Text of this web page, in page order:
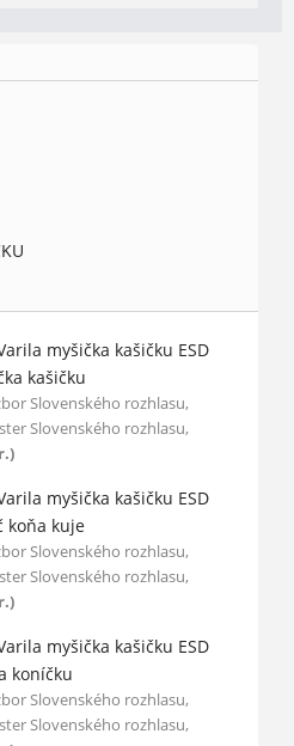
myšička kašičku ESD
kašičku
Slovenského rozhlasu,
Slovenského rozhlasu,
myšička kašičku ESD
koňa kuje
Slovenského rozhlasu,
Slovenského rozhlasu,
myšička kašičku ESD
koníčku
Slovenského rozhlasu,
Slovenského rozhlasu,